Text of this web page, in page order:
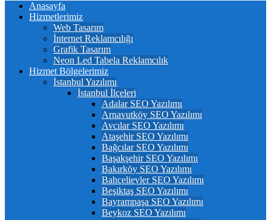
Anasayfa
Hizmetlerimiz
Web Tasarım
İnternet Reklamcılığı
Grafik Tasarım
Neon Led Tabela Reklamcılık
Hizmet Bölgelerimiz
İstanbul Yazılımı
İstanbul İlçeleri
Adalar SEO Yazılımı
Arnavutköy SEO Yazılımı
Avcılar SEO Yazılımı
Ataşehir SEO Yazılımı
Bağcılar SEO Yazılımı
Başakşehir SEO Yazılımı
Bakırköy SEO Yazılımı
Bahçelievler SEO Yazılımı
Beşiktaş SEO Yazılımı
Bayrampaşa SEO Yazılımı
Beykoz SEO Yazılımı